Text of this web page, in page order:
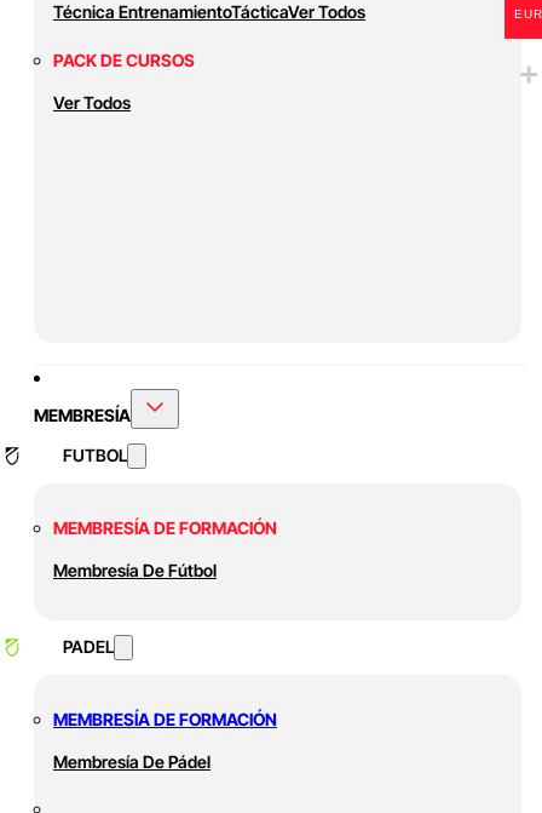
Técnica EntrenamientoTácticaVer Todos
PACK DE CURSOS
Ver Todos
MEMBRESÍA
FUTBOL
MEMBRESÍA DE FORMACIÓN
Membresía De Fútbol
PADEL
MEMBRESÍA DE FORMACIÓN
Membresía De Pádel
EUR